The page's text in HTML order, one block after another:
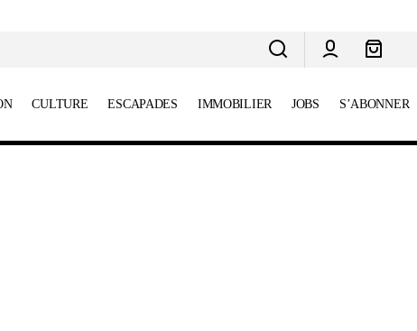
CULTURE ESCAPADES IMMOBILIER JOBS S’ABONNER